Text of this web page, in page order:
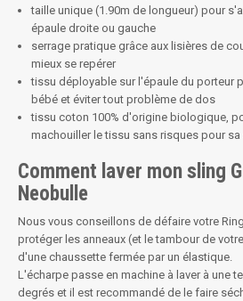
taille unique (1.90m de longueur) pour
épaule droite ou gauche
serrage pratique grâce aux lisières de
mieux se repérer
tissu déployable sur l'épaule du porteur
bébé et éviter tout problème de dos
tissu coton 100% d'origine biologique,
machouiller le tissu sans risques pour sa
Comment laver mon sling
Neobulle
Nous vous conseillons de défaire votre
protéger les anneaux (et le tambour de
d'une chaussette fermée par un élastique.
L'écharpe passe en machine à laver à une
degrés et il est recommandé de le faire